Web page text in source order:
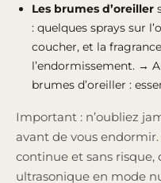
Les brumes d’oreiller
: quelques sprays sur
coucher, et la
l’endormissement. →
brumes d’oreiller :
Important : n’oubliez
avant de vous
continue et sans
ultrasonique en mode